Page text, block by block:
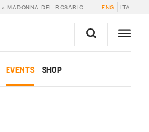
» MADONNA DEL ROSARIO DI ODDONE PASCALE ENG ITA
EVENTS SHOP